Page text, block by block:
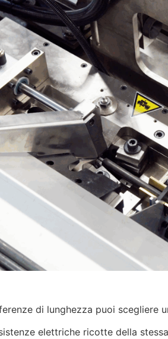
di lunghezza puoi scegliere
elettriche ricotte della